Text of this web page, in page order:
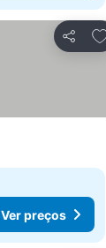
Ver preços